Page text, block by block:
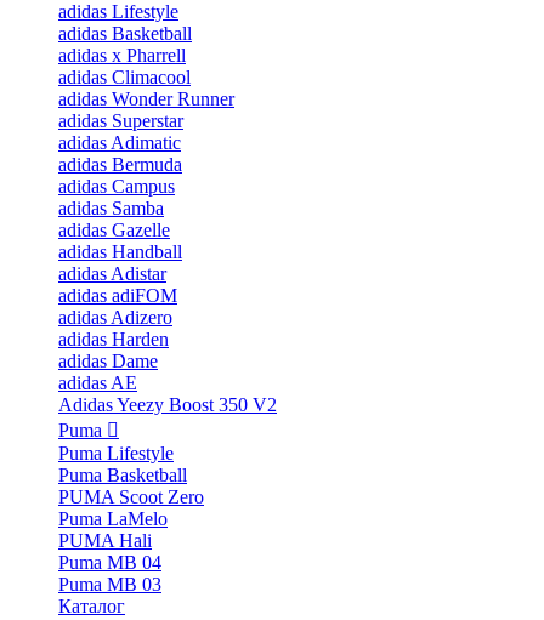
adidas Lifestyle
adidas Basketball
adidas x Pharrell
adidas Climacool
adidas Wonder Runner
adidas Superstar
adidas Adimatic
adidas Bermuda
adidas Campus
adidas Samba
adidas Gazelle
adidas Handball
adidas Adistar
adidas adiFOM
adidas Adizero
adidas Harden
adidas Dame
adidas AE
Adidas Yeezy Boost 350 V2
Puma
Puma Lifestyle
Puma Basketball
PUMA Scoot Zero
Puma LaMelo
PUMA Hali
Puma MB 04
Puma MB 03
Каталог